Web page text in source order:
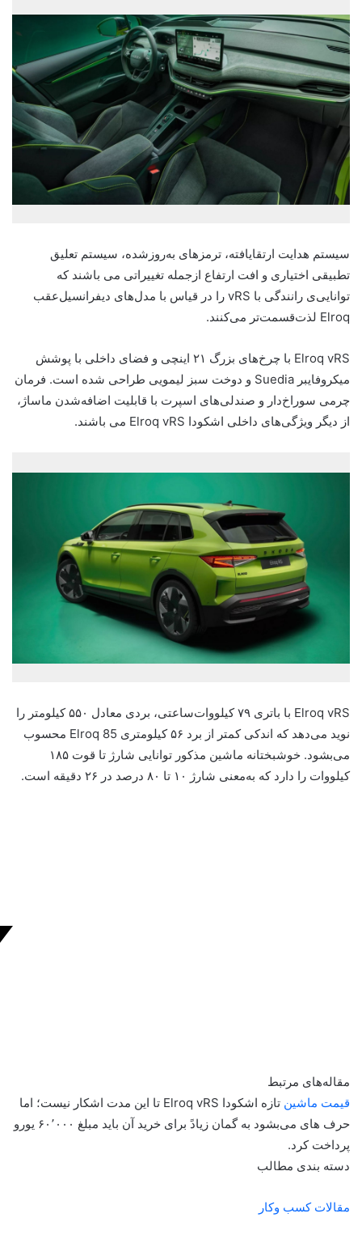
سیستم هدایت ارتقا‌یافته، ترمزهای به‌روز‌شده، سیستم تعلیق
تطبیقی اختیاری و افت ارتفاع ازجمله تغییراتی می باشند که
توانایی‌ی رانندگی با vRS را در قیاس با مدل‌های دیفرانسیل‌عقب
Elroq لذت‌قسمت‌تر می‌کنند.
Elroq vRS با چرخ‌های بزرگ ۲۱ اینچی و فضای داخلی با پوشش
میکروفایبر Suedia و دوخت سبز لیمویی طراحی شده است. فرمان
چرمی سوراخ‌دار و صندلی‌های اسپرت با قابلیت اضافه‌شدن ماساژ،
از دیگر ویژگی‌های داخلی اشکودا Elroq vRS می باشند.
Elroq vRS با باتری ۷۹ کیلووات‌ساعتی، بردی معادل ۵۵۰ کیلومتر را
نوید می‌دهد که اندکی کمتر از برد ۵۶ کیلومتری Elroq 85 محسوب
می‌بشود. خوشبختانه ماشین مذکور توانایی شارژ تا قوت ۱۸۵
کیلووات را دارد که به‌معنی شارژ ۱۰ تا ۸۰ درصد در ۲۶ دقیقه است.
مقاله‌های مرتبط
قیمت ماشین
تازه اشکودا Elroq vRS تا این مدت اشکار نیست؛ اما
حرف های می‌بشود به گمان زیادً برای خرید آن باید مبلغ ۶۰٬۰۰۰ یورو
پرداخت کرد.
دسته بندی مطالب
مقالات کسب وکار